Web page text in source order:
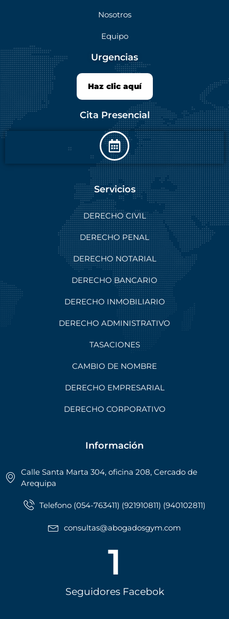
Nosotros
Equipo
Urgencias
Haz clic aquí
Cita Presencial
Servicios
DERECHO CIVIL
DERECHO PENAL
DERECHO NOTARIAL
DERECHO BANCARIO
DERECHO INMOBILIARIO
DERECHO ADMINISTRATIVO
TASACIONES
CAMBIO DE NOMBRE
DERECHO EMPRESARIAL
DERECHO CORPORATIVO
Información
Calle Santa Marta 304, oficina 208, Cercado de
Arequipa
Telefono (054-763411) (921910811) (940102811)
consultas@abogadosgym.com
Seguidores Facebok
1